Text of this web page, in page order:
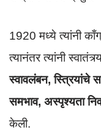
1920 मध्ये त्यांनी
त्यानंतर त्यांनी
स्वावलंबन, स्त्रियांचे
समभाव, अस्पृश्यता
केली.